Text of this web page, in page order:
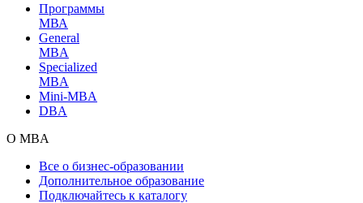
Программы
МВА
General
MBA
Specialized
MBA
Mini-MBA
DBA
О MBA
Все о бизнес-образовании
Дополнительное образование
Подключайтесь к каталогу